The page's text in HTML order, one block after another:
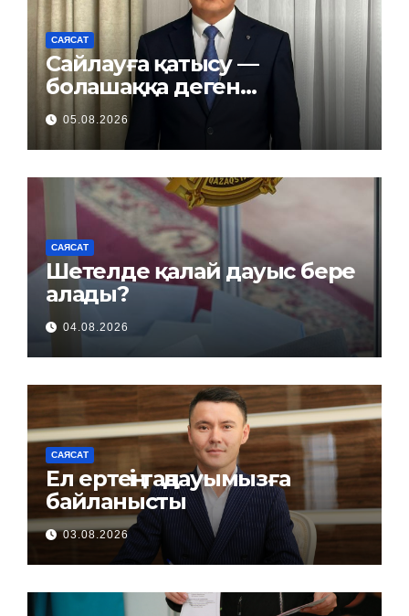
САЯСАТ
Сайлауға қатысу —
болашаққа деген
жауапкершілік
05.08.2026
САЯСАТ
Шетелде қалай дауыс бере
алады?
04.08.2026
САЯСАТ
Ел ертеңі таңдауымызға
байланысты
03.08.2026